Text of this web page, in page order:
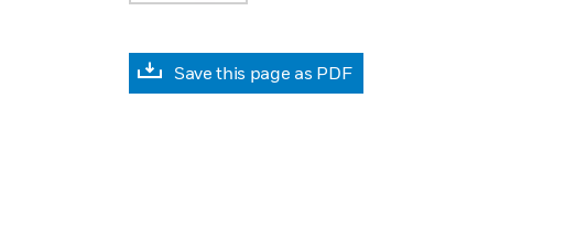
Save this page as PDF